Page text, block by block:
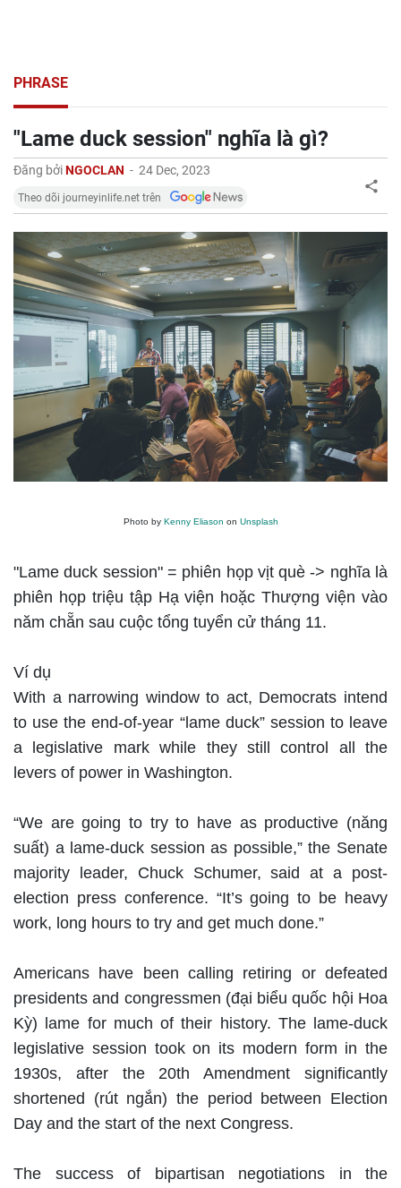
PHRASE
"Lame duck session" nghĩa là gì?
Đăng bởiNGOCLAN - 24 Dec, 2023
Theo dõi journeyinlife.net trên
Photo by Kenny Eliason on Unsplash
"Lame duck session" = phiên họp vịt què -> nghĩa là
phiên họp triệu tập Hạ viện hoặc Thượng viện vào
năm chẵn sau cuộc tổng tuyển cử tháng 11.
Ví dụ
With a narrowing window to act, Democrats intend
to use the end-of-year “lame duck” session to leave
a legislative mark while they still control all the
levers of power in Washington.
“We are going to try to have as productive (năng
suất) a lame-duck session as possible,” the Senate
majority leader, Chuck Schumer, said at a post-
election press conference. “It’s going to be heavy
work, long hours to try and get much done.”
Americans have been calling retiring or defeated
presidents and congressmen (đại biểu quốc hội Hoa
Kỳ) lame for much of their history. The lame-duck
legislative session took on its modern form in the
1930s, after the 20th Amendment significantly
shortened (rút ngắn) the period between Election
Day and the start of the next Congress.
The success of bipartisan negotiations in the